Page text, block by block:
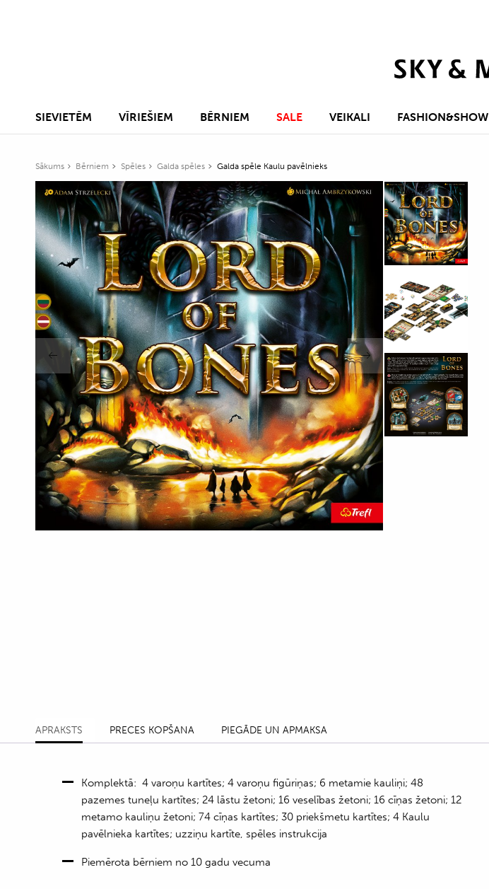
SIEVIETĒM VĪRIEŠIEM BĒRNIEM SALE VEIKALI FASHION&SHOW
Sākums Bērniem Spēles Galda spēles Galda spēle Kaulu pavēlnieks
APRAKSTS PRECES KOPŠANA PIEGĀDE UN APMAKSA
Komplektā: 4 varoņu kartītes; 4 varoņu figūriņas; 6 metamie kauliņi; 48
pazemes tuneļu kartītes; 24 lāstu žetoni; 16 veselības žetoni; 16 cīņas žetoni; 12
metamo kauliņu žetoni; 74 cīņas kartītes; 30 priekšmetu kartītes; 4 Kaulu
pavēlnieka kartītes; uzziņu kartīte, spēles instrukcija
Piemērota bērniem no 10 gadu vecuma